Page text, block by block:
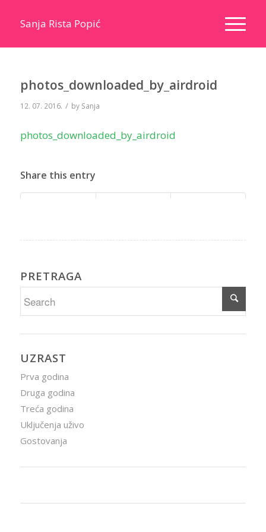
Sanja Rista Popić
photos_downloaded_by_airdroid
12. 07. 2016. / by Sanja
photos_downloaded_by_airdroid
Share this entry
PRETRAGA
UZRAST
Prva godina
Druga godina
Treća godina
Uključenja uživo
Gostovanja